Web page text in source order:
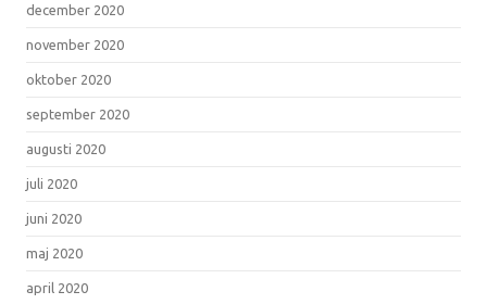
december 2020
november 2020
oktober 2020
september 2020
augusti 2020
juli 2020
juni 2020
maj 2020
april 2020